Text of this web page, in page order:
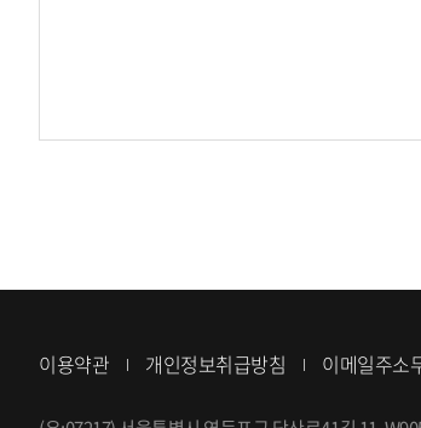
이용약관 개인정보취급방침 이메일주소